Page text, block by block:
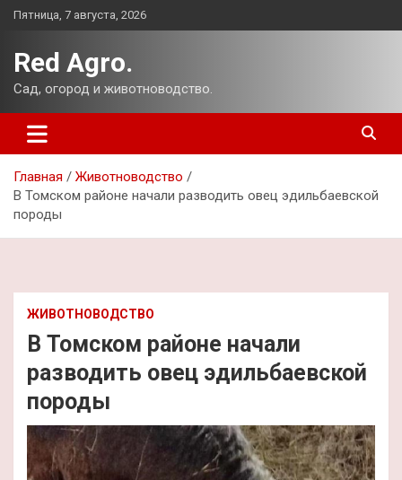
Перейти
Пятница, 7 августа, 2026
Red Agro.
Сад, огород и животноводство.
Главная
Животноводство
В Томском районе начали разводить овец эдильбаевской
породы
ЖИВОТНОВОДСТВО
В Томском районе начали
разводить овец эдильбаевской
породы